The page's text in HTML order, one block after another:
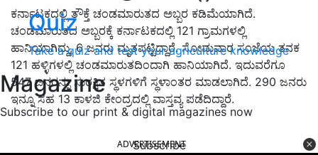
Quiz
Take a quiz and test your agriculture knowledge
Magazine
Subscribe to our print & digital magazines now
Subscribe
ಕರ್ನಾಟಕದಲ್ಲಿ ತೌಕ್ತೆ ಚಂಡಮಾರುತದ ಅಬ್ಬರ ಕಡಿಮೆಯಾಗಿದೆ.
ಚಂಡಮಾರುತದ ಅಬ್ಬರಕ್ಕೆ ಕರ್ನಾಟಕದಲ್ಲಿ 121 ಗ್ರಾಮಗಳಲ್ಲಿ
ಹಾನಿಯಾಗಿದ್ದು, 6 ಜನರು ಮೃತಪಟ್ಟಿದ್ದಾರೆ. ಸೋಮವಾರ ಸಂಜೆಯ ತನಕ
121 ಹಳ್ಳಿಗಳಲ್ಲಿ ಚಂಡಮಾರುತದಿಂದಾಗಿ ಹಾನಿಯಾಗಿದೆ. ಇದುವರೆಗೂ
547 ಜನರನ್ನು ಸುರಕ್ಷಿತ ಸ್ಥಳಗಳಿಗೆ ಸ್ಥಳಾಂತರ ಮಾಡಲಾಗಿದೆ. 290 ಜನರು
ಇನ್ನೂ ಸಹ 13 ಕಾಳಜಿ ಕೇಂದ್ರದಲ್ಲಿ ವಾಸ್ತವ್ಯ ಪಡೆದಿದ್ದಾರೆ.